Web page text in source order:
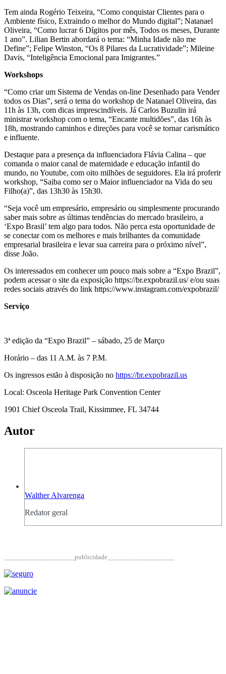
Tem ainda Rogério Teixeira, “Como conquistar Clientes para o
Ambiente físico, Extraindo o melhor do Mundo digital”; Natanael
Oliveira, “Como lucrar 6 Dígitos por mês, Todos os meses, Durante
1 ano”. Lilian Bertin abordará o tema: “Minha Idade não me
Define”; Felipe Winston, “Os 8 Pilares da Lucratividade”; Mileine
Davis, “Inteligência Emocional para Imigrantes.”
Workshops
“Como criar um Sistema de Vendas on-line Desenhado para Vender
todos os Dias”, será o tema do workshop de Natanael Oliveira, das
11h às 13h, com dicas imprescindíveis. Já Carlos Buzulin irá
ministrar workshop com o tema, “Encante multidões”, das 16h às
18h, mostrando caminhos e direções para você se tornar carismático
e influente.
Destaque para a presença da influenciadora Flávia Calina – que
comanda o maior canal de maternidade e educação infantil do
mundo, no Youtube, com oito milhões de seguidores. Ela irá proferir
workshop, “Saiba como ser o Maior influenciador na Vida do seu
Filho(a)”, das 13h30 às 15h30.
“Seja você um empresário, empresário ou simplesmente procurando
saber mais sobre as últimas tendências do mercado brasileiro, a
‘Expo Brasil’ tem algo para todos. Não perca esta oportunidade de
se conectar com os melhores e mais brilhantes da comunidade
empresarial brasileira e levar sua carreira para o próximo nível”,
disse João.
Os interessados em conhecer um pouco mais sobre a “Expo Brazil”,
podem acessar o site da exposição https://br.expobrazil.us/ e/ou suas
redes sociais através do link https://www.instagram.com/expobrazil/
Serviço
3ª edição da “Expo Brazil” – sábado, 25 de Março
Horário – das 11 A.M. às 7 P.M.
Os ingressos estão à disposição no https://br.expobrazil.us
Local: Osceola Heritage Park Convention Center
1901 Chief Osceola Trail, Kissimmee, FL 34744
Autor
Walther Alvarenga
Redator geral
____________________publicidade___________________